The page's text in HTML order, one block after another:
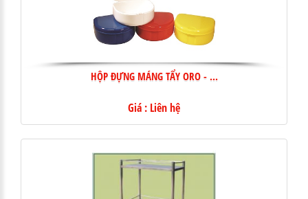
HỘP ĐỰNG MÁNG TẨY ORO - ...
Giá : Liên hệ